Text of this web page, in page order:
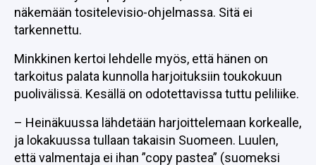
näkemään tositelevisio-ohjelmassa. Sitä ei
tarkennettu.
Minkkinen kertoi lehdelle myös, että hänen on
tarkoitus palata kunnolla harjoituksiin toukokuun
puolivälissä. Kesällä on odotettavissa tuttu peliliike.
– Heinäkuussa lähdetään harjoittelemaan korkealle,
ja lokakuussa tullaan takaisin Suomeen. Luulen,
että valmentaja ei ihan ”copy pastea” (suomeksi